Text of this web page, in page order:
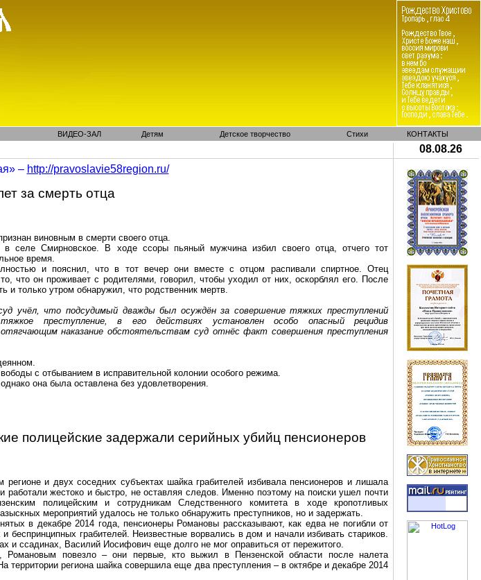
ВИДЕО-ЗАЛ Детям Детское творчество Стихи КОНТАКТЫ
08.08.26
– http://pravoslavie58region.ru/
за смерть отца
виновным в смерти своего отца.
в селеСмирновское. В ходе ссоры пьяный мужчина избил своего отца, отчего тот
время.
и пояснил, что в тот вечер они вместе с отцом распивали спиртное. Отец
что он проживает с родителями, говорил, чтобы уходил от них, оскорблял его. После
и только утром обнаружил, что родственник мертв.
учёл, что подсудимый дважды был осуждён за совершение тяжких преступлений
преступление, в его действиях установлен особо опасный рецидив
наказание обстоятельствам суд отнёс факт совершения преступления
.
с отбыванием в исправительной колонии особого режима.
она была оставлена без удовлетворения.
полицейские задержали серийных убийц пенсионеров
регионе и двух соседних субъектах шайка грабителей избивала пенсионеров и лишала
работали жестоко и быстро, не оставляя следов. Именно поэтому на поиски ушел почти
полицейским и сотрудникам Следственного комитета в ходе кропотливых
мероприятий удалось не только обнаружить преступников, но и задержать.
в декабре 2014 года, пенсионеры Романовы рассказывают, как едва не погибли от
и беспринципных грабителей. Неизвестные ворвались в дом и начали избивать стариков.
и ссадинах, Василий Иосифович еще долго не мог оправиться от пережитого.
Романовым повезло – они первые, кто выжил в Пензенской области после налета
территории региона шайка совершила еще два преступления – в октябре и декабре 2014